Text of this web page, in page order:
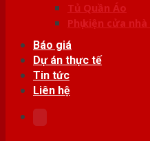
Tủ Quần Áo
Phụ kiện cửa
Báo giá
Dự án thực tế
Tin tức
Liên hệ